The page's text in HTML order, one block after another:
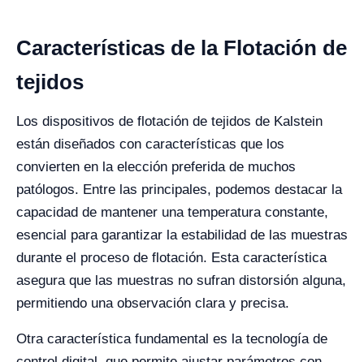
Características de la Flotación de
tejidos
Los dispositivos de flotación de tejidos de Kalstein
están diseñados con características que los
convierten en la elección preferida de muchos
patólogos. Entre las principales, podemos destacar la
capacidad de mantener una temperatura constante,
esencial para garantizar la estabilidad de las muestras
durante el proceso de flotación. Esta característica
asegura que las muestras no sufran distorsión alguna,
permitiendo una observación clara y precisa.
Otra característica fundamental es la tecnología de